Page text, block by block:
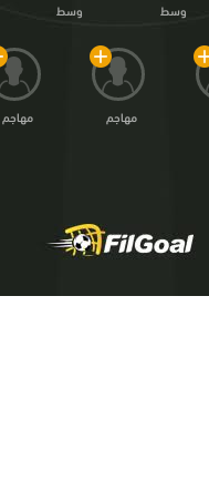
وسط وسط
مهاجم مهاجم